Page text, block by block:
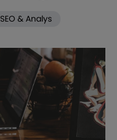
SEO & Analys